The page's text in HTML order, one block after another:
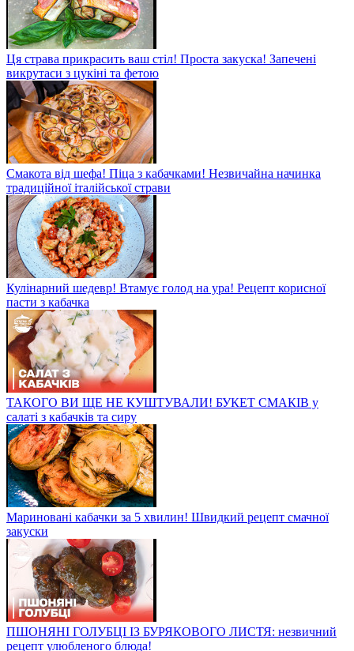
Ця страва прикрасить ваш стіл! Проста закуска! Запечені
викрутаси з цукіні та фетою
Смакота від шефа! Піца з кабачками! Незвичайна начинка
традиційної італійської страви
Кулінарний шедевр! Втамує голод на ура! Рецепт корисної
пасти з кабачка
ТАКОГО ВИ ЩЕ НЕ КУШТУВАЛИ! БУКЕТ СМАКІВ у
салаті з кабачків та сиру
Мариновані кабачки за 5 хвилин! Швидкий рецепт смачної
закуски
ПШОНЯНІ ГОЛУБЦІ ІЗ БУРЯКОВОГО ЛИСТЯ: незвичний
рецепт улюбленого блюда!